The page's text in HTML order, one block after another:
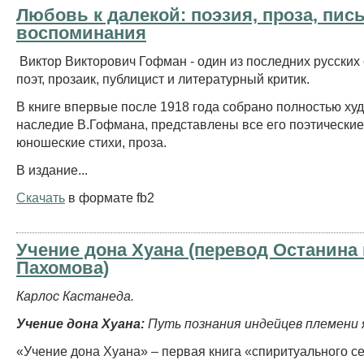
Любовь к далекой: поэзия, проза,
воспоминания
Виктор Викторович Гофман - один из последних
поэт, прозаик, публицист и литературный критик.
В книге впервые после 1918 года собрано полностью
наследие В.Гофмана, представлены все его
юношеские стихи, проза.
В издание...
Скачать в формате fb2
Учение дона Хуана (перевод Останина
Пахомова)
Карлос Кастанеда.
Учение дона Хуана: Путь познания индейцев племени
«Учение дона Хуана» – первая книга «спиритуального